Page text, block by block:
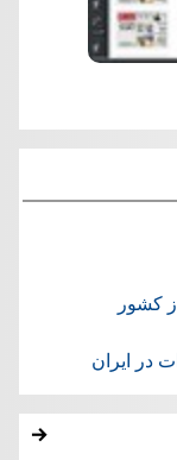
کشور
در ایران